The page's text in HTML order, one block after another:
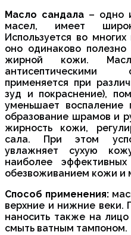
Масло сандала – одно
масел, имеет
Используется во многих
оно одинаково
жирной кожи.
антисептическими
применяется при
зуд и покраснение),
уменьшает воспаление
образование шрамов и
жирность кожи,
сала. При этом
увлажняет сухую
наиболее
обезвоживанием кожи и
Способ применения:
верхние и нижние веки.
наносить также на
смыть ватным тампоном.